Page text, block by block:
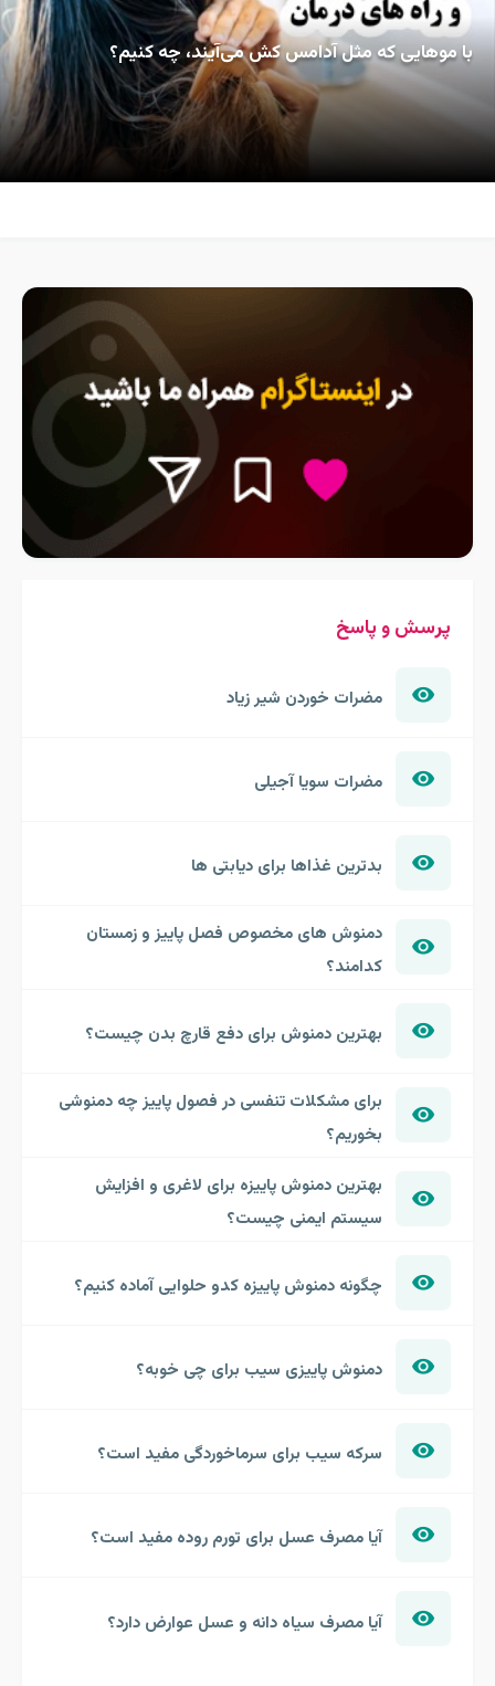
با موهایی که مثل آدامس کش می‌آیند، چه کنیم؟
پرسش و پاسخ
مضرات خوردن شیر زیاد
مضرات سویا آجیلی
بدترین غذاها برای دیابتی ها
دمنوش های مخصوص فصل پاییز و زمستان
کدامند؟
بهترین دمنوش برای دفع قارچ بدن چیست؟
برای مشکلات تنفسی در فصول پاییز چه دمنوشی
بخوریم؟
بهترین دمنوش پاییزه برای لاغری و افزایش
سیستم ایمنی چیست؟
چگونه دمنوش پاییزه کدو حلوایی آماده کنیم؟
دمنوش پاییزی سیب برای چی خوبه؟
سرکه سیب برای سرماخوردگی مفید است؟
آیا مصرف عسل برای تورم روده مفید است؟
آیا مصرف سیاه دانه و عسل عوارض دارد؟